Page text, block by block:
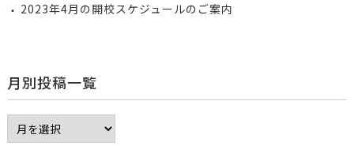
2023年4月の開校スケジュールのご案内
月別投稿一覧